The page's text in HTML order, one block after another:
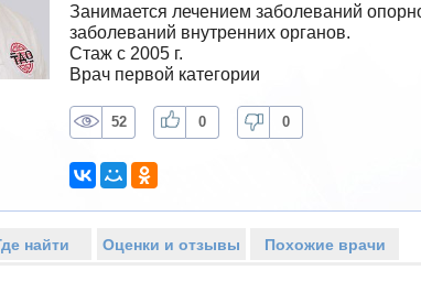
Занимается лечением заболеваний
заболеваний внутренних органов.
Стаж с 2005 г.
Врач первой категории
52 0 0
найти Оценки и отзывы Похожие врачи